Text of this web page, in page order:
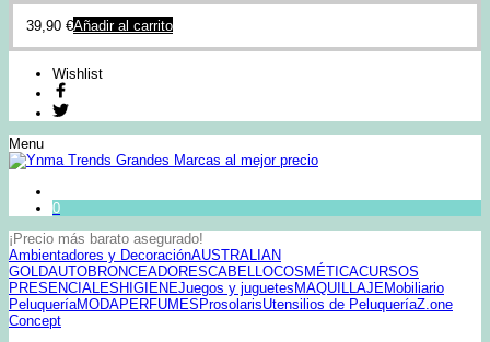
39,90 €Añadir al carrito
Wishlist
Menu
0
¡Precio más barato asegurado!
Ambientadores y DecoraciónAUSTRALIAN
GOLDAUTOBRONCEADORESCABELLOCOSMÉTICACURSOS
PRESENCIALES HIGIENEJuegos y juguetes MAQUILLAJEMobiliario
PeluqueríaMODAPERFUMES ProsolarisUtensilios de PeluqueríaZ.one
Concept